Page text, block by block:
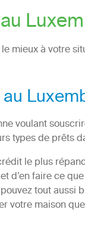
mieux à votre
voulant
types de prêts
le plus
faire ce
tout aussi
votre maison